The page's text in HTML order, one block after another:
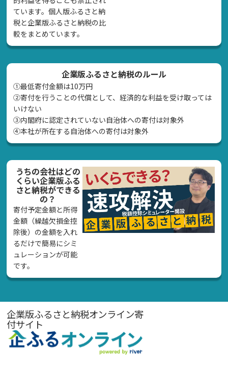
ています。個人版ふるさと納
税と企業版ふるさと納税の比
較をまとめています。
企業版ふるさと納税のルール
①最低寄付金額は10万円
②寄付を行うことの代償として、経済的な利益を受け取っては
いけない
➂内閣府に認定されていない自治体への寄付は対象外
④本社が所在する自治体への寄付は対象外
うちの会社はどの
くらい企業版ふる
さと納税ができる
の？
寄付予定金額と所得
金額（繰越欠損金控
除後）の金額を入れ
るだけで簡易にシミ
ュレーションが可能
です。
企業版ふるさと納税オンライン寄
付サイト